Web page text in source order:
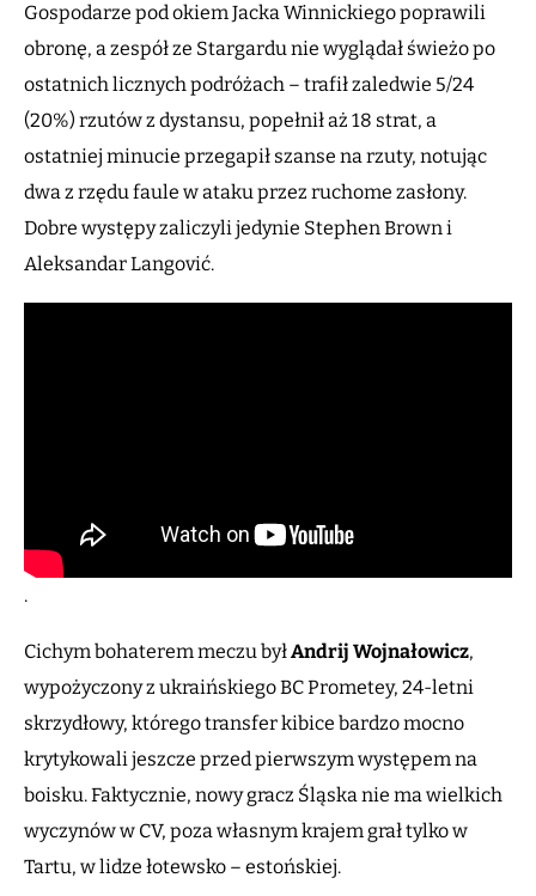
Gospodarze pod okiem Jacka Winnickiego poprawili
obronę, a zespół ze Stargardu nie wyglądał świeżo po
ostatnich licznych podróżach – trafił zaledwie 5/24
(20%) rzutów z dystansu, popełnił aż 18 strat, a
ostatniej minucie przegapił szanse na rzuty, notując
dwa z rzędu faule w ataku przez ruchome zasłony.
Dobre występy zaliczyli jedynie Stephen Brown i
Aleksandar Langović.
.
Cichym bohaterem meczu byłAndrij Wojnałowicz,
wypożyczony z ukraińskiego BC Prometey, 24-letni
skrzydłowy, którego transfer kibice bardzo mocno
krytykowali jeszcze przed pierwszym występem na
boisku. Faktycznie, nowy gracz Śląska nie ma wielkich
wyczynów w CV, poza własnym krajem grał tylko w
Tartu, w lidze łotewsko – estońskiej.